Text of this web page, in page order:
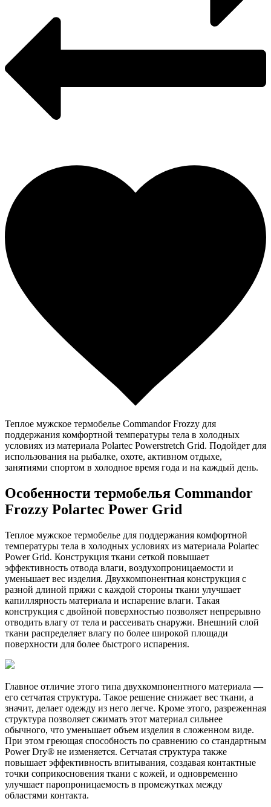
Теплое мужское термобелье Commandor Frozzy для
поддержания комфортной температуры тела в холодных
условиях из материала Polartec Powerstretch Grid. Подойдет для
использования на рыбалке, охоте, активном отдыхе,
занятиями спортом в холодное время года и на каждый день.
Особенности термобелья Commandor
Frozzy Polartec Power Grid
Теплое мужское термобелье для поддержания комфортной
температуры тела в холодных условиях из материала Polartec
Power Grid. Конструкция ткани сеткой повышает
эффективность отвода влаги, воздухопроницаемости и
уменьшает вес изделия. Двухкомпонентная конструкция с
разной длиной пряжи с каждой стороны ткани улучшает
капиллярность материала и испарение влаги. Такая
конструкция с двойной поверхностью позволяет непрерывно
отводить влагу от тела и рассеивать снаружи. Внешний слой
ткани распределяет влагу по более широкой площади
поверхности для более быстрого испарения.
Главное отличие этого типа двухкомпонентного материала —
его сетчатая структура. Такое решение снижает вес ткани, а
значит, делает одежду из него легче. Кроме этого, разреженная
структура позволяет сжимать этот материал сильнее
обычного, что уменьшает объем изделия в сложенном виде.
При этом греющая способность по сравнению со стандартным
Power Dry® не изменяется. Сетчатая структура также
повышает эффективность впитывания, создавая контактные
точки соприкосновения ткани с кожей, и одновременно
улучшает паропроницаемость в промежутках между
областями контакта.